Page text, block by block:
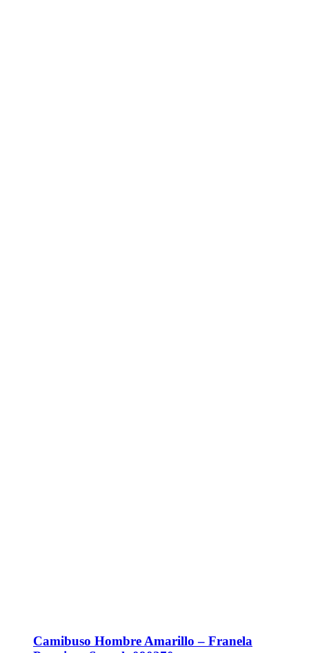
Camibuso Hombre Amarillo – Franela